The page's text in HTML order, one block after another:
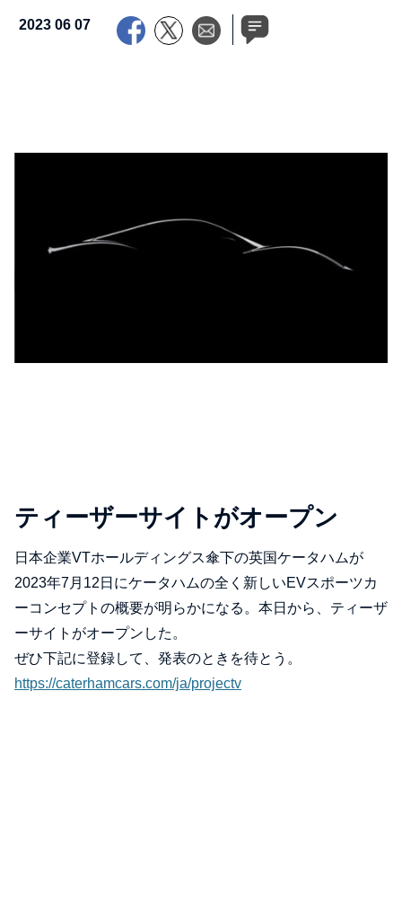
2023 06 07
ティーザーサイトがオープン
日本企業VTホールディングス傘下の英国ケータハムが
2023年7月12日にケータハムの全く新しいEVスポーツカ
ーコンセプトの概要が明らかになる。本日から、ティーザ
ーサイトがオープンした。
ぜひ下記に登録して、発表のときを待とう。
https://caterhamcars.com/ja/projectv